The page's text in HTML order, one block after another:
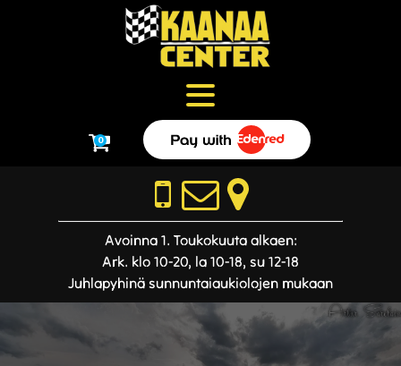
0
Avoinna 1. Toukokuuta alkaen:
Ark. klo 10-20, la 10-18, su 12-18
Juhlapyhinä sunnuntaiaukiolojen mukaan